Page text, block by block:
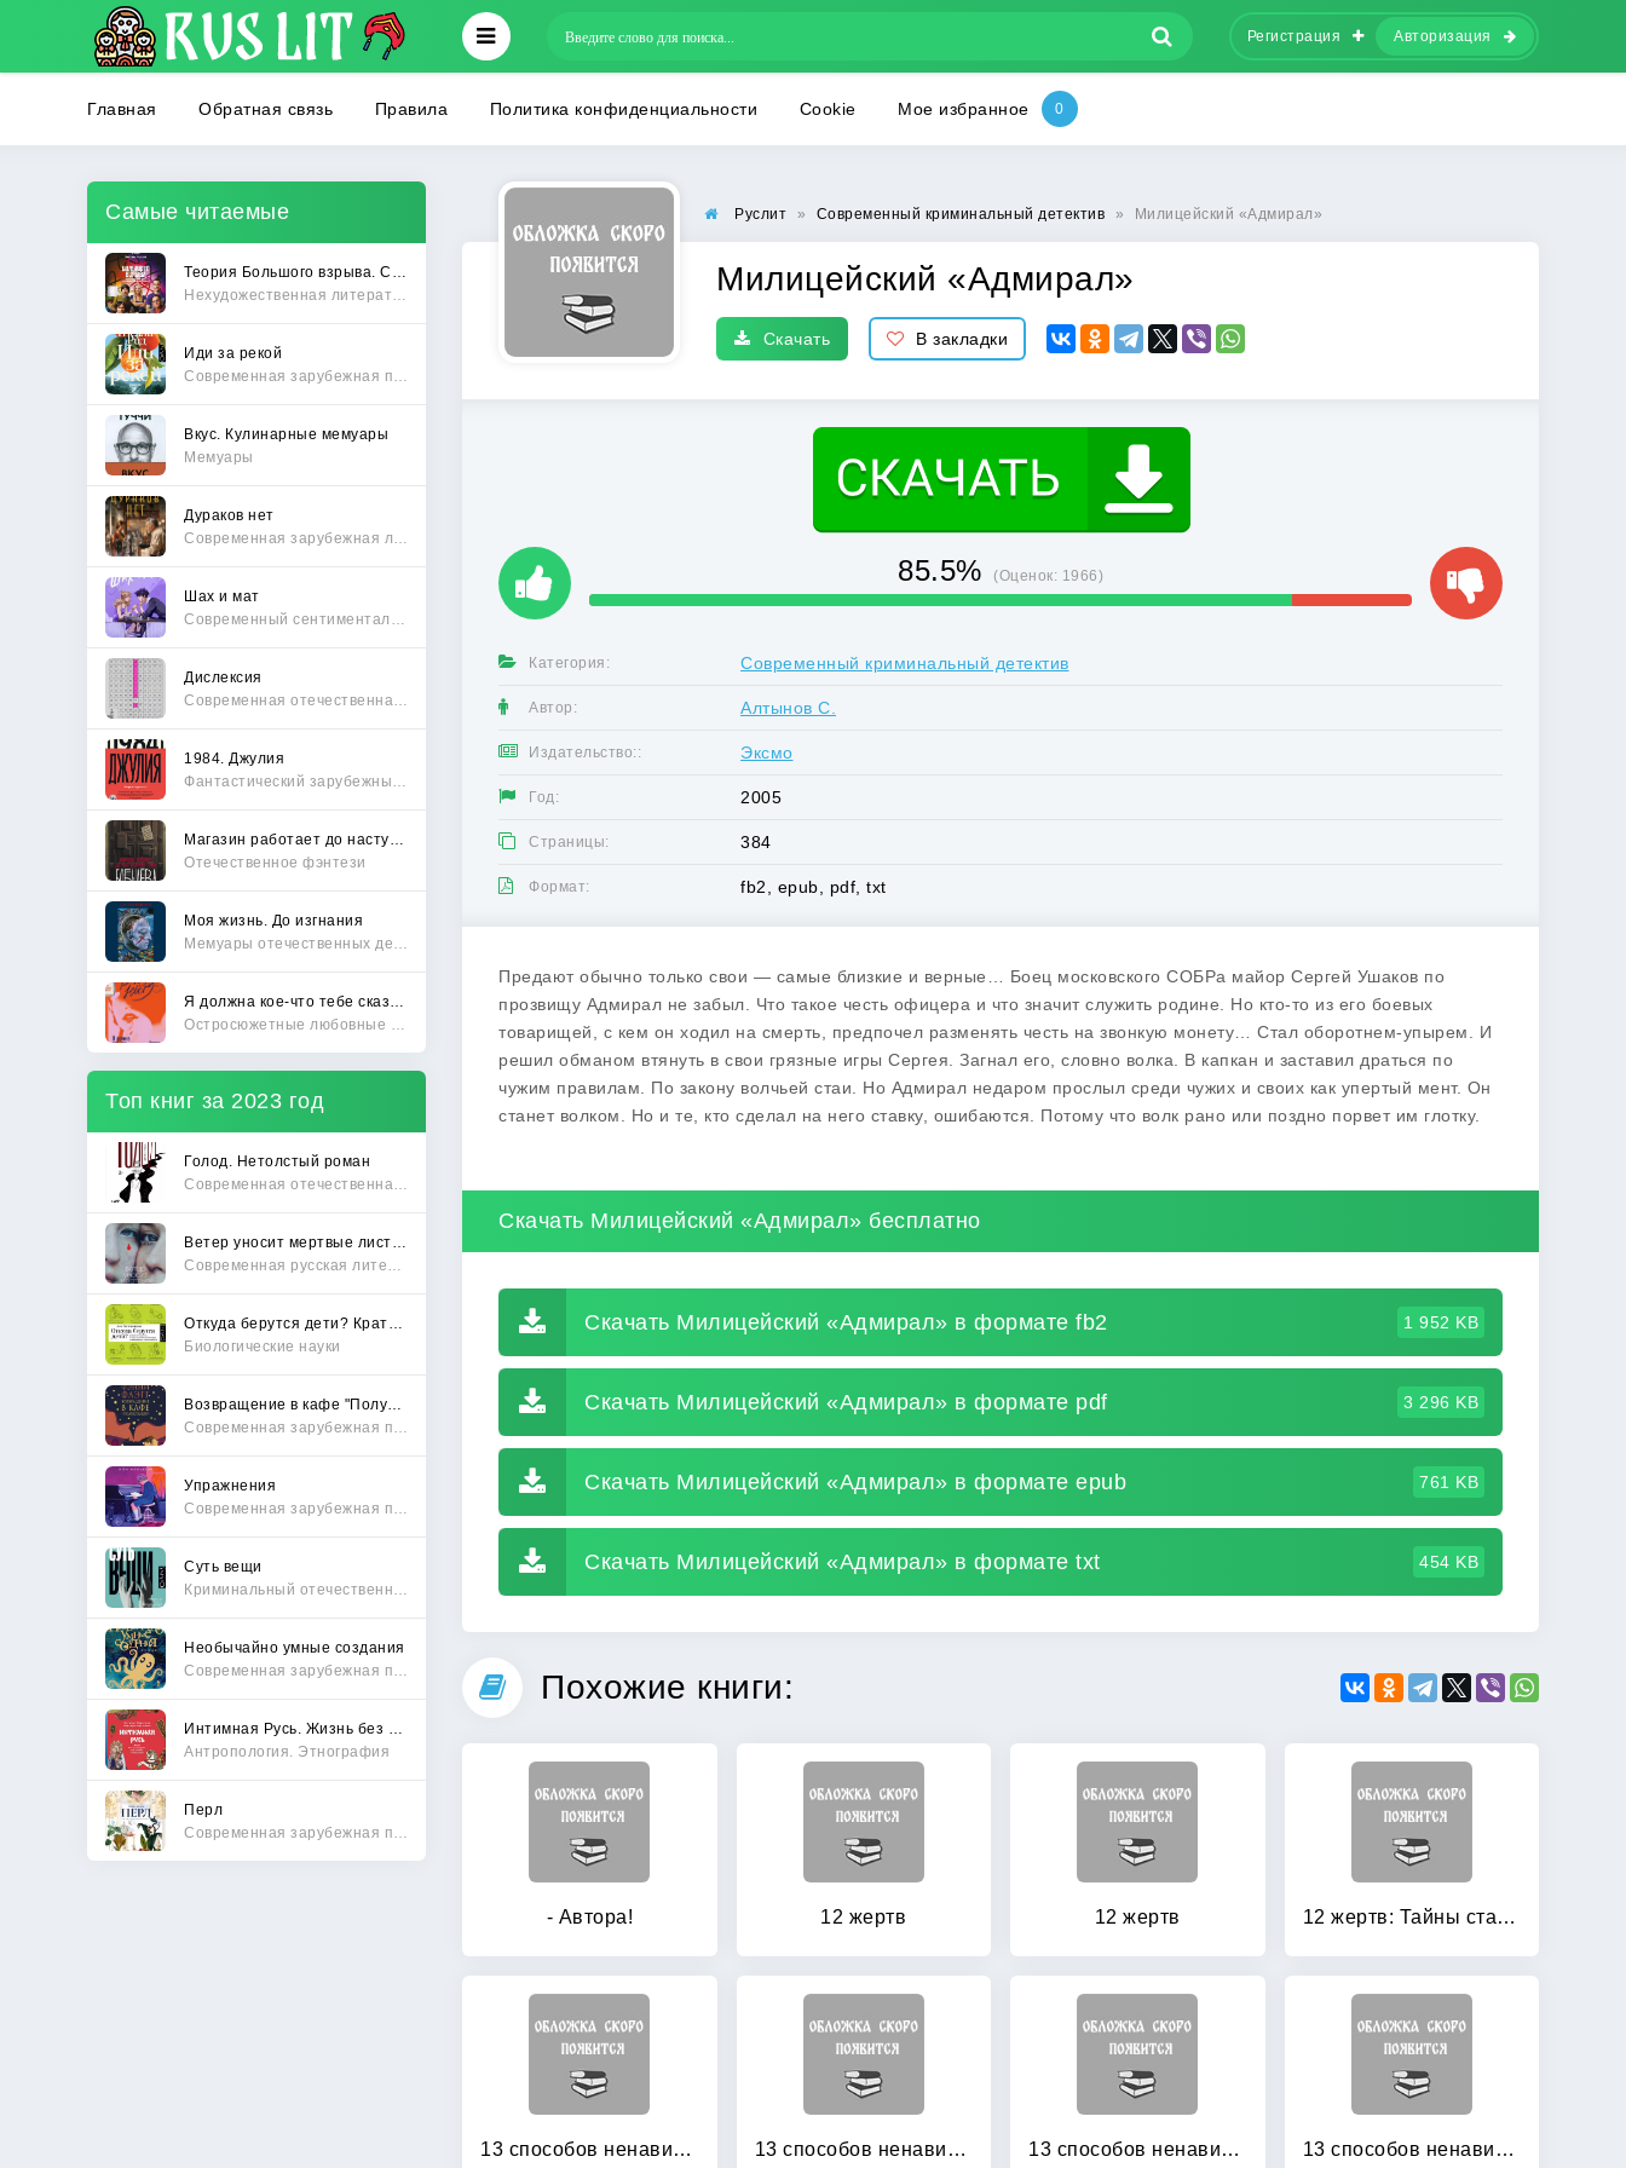
Регистрация Авторизация
Главная Обратная связь Правила Политика конфиденциальности Cookie Мое избранное
Самые читаемые
Иди за рекой
Вкус. Кулинарные мемуары
Мемуары
Дураков нет
Шах и мат
Дислексия
1984. Джулия
Отечественное фэнтези
Моя жизнь. До изгнания
Топ книг за 2023 год
Голод. Нетолстый роман
Биологические науки
Упражнения
Суть вещи
Необычайно умные создания
Антропология. Этнография
Перл
Руслит » Современный криминальный детектив » Милицейский «Адмирал»
Милицейский «Адмирал»
Скачать В закладки
85.5% (Оценок: 1966)
Категория: Современный криминальный детектив
Автор: Алтынов С.
Издательство:: Эксмо
Год: 2005
Страницы: 384
Формат: fb2, epub, pdf, txt
Предают обычно только свои — самые близкие и верные… Боец московского СОБРа майор Сергей Ушаков по
прозвищу Адмирал не забыл. Что такое честь офицера и что значит служить родине. Но кто-то из его боевых
товарищей, с кем он ходил на смерть, предпочел разменять честь на звонкую монету… Стал оборотнем-упырем. И
решил обманом втянуть в свои грязные игры Сергея. Загнал его, словно волка. В капкан и заставил драться по
чужим правилам. По закону волчьей стаи. Но Адмирал недаром прослыл среди чужих и своих как упертый мент. Он
станет волком. Но и те, кто сделал на него ставку, ошибаются. Потому что волк рано или поздно порвет им глотку.
Скачать Милицейский «Адмирал» бесплатно
Скачать Милицейский «Адмирал» в формате fb2 1 952 KB
Скачать Милицейский «Адмирал» в формате pdf 3 296 KB
Скачать Милицейский «Адмирал» в формате epub 761 KB
Скачать Милицейский «Адмирал» в формате txt 454 KB
Похожие книги:
- Автора! 12 жертв 12 жертв 12 жертв: Тайны старого Петербурга
13 способов ненавидеть 13 способов ненавидеть 13 способов ненавидеть 13 способов ненавидеть: Уйти нельзя остаться